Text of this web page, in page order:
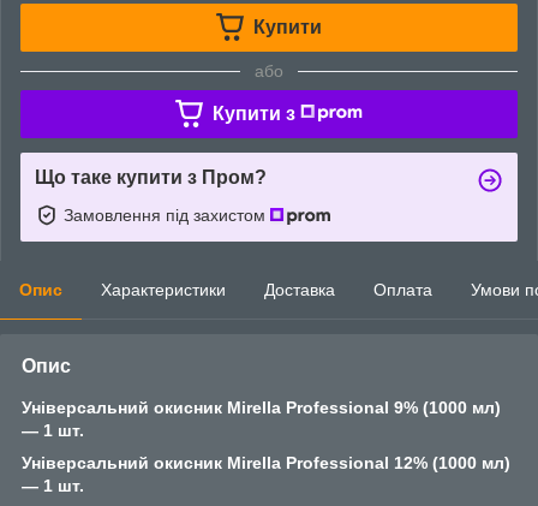
Купити
або
Купити з
Що таке купити з Пром?
Замовлення під захистом
Опис Характеристики Доставка Оплата Умови
Опис
Універсальний окисник Mirella Professional 9% (1000 мл)
— 1 шт.
Універсальний окисник Mirella Professional 12% (1000 мл)
— 1 шт.